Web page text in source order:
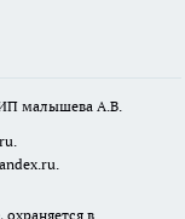
ИП малышева А.В.
в